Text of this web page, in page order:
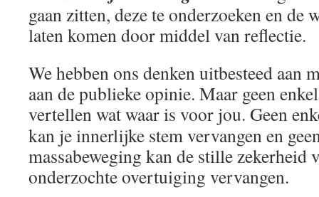
gaan zitten, deze te onderzoeken en de
laten komen door middel van reflectie.
We hebben ons denken uitbesteed aan
aan de publieke opinie. Maar geen
vertellen wat waar is voor jou. Geen
kan je innerlijke stem vervangen en
massabeweging kan de stille zekerheid
onderzochte overtuiging vervangen.